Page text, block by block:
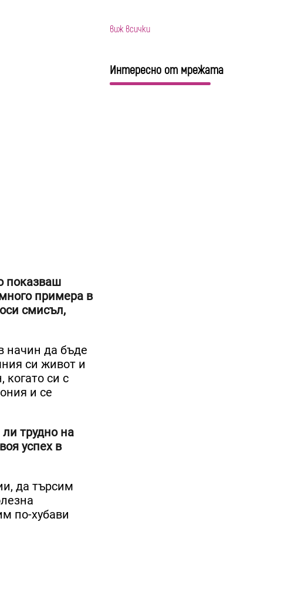
показваш
примера в
смисъл,
начин да бъде
си живот и
си с
и се
трудно на
успех в
да търсим
по-хубави
виж всички
Интересно от мрежата